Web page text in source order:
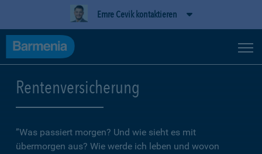
Emre Cevik kontaktieren
Rentenversicherung
”Was passiert morgen? Und wie sieht es mit
übermorgen aus? Wie werde ich leben und wovon